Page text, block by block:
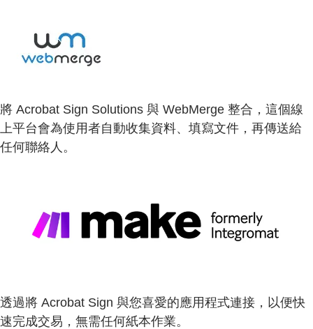
將 Acrobat Sign Solutions 與 WebMerge 整合，這個線
上平台會為使用者自動收集資料、填寫文件，再傳送給
任何聯絡人。
透過將 Acrobat Sign 與您喜愛的應用程式連接，以便快
速完成交易，無需任何紙本作業。